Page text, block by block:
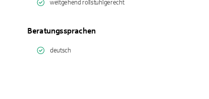
weitgehend rollstuhlgerecht
Beratungssprachen
deutsch